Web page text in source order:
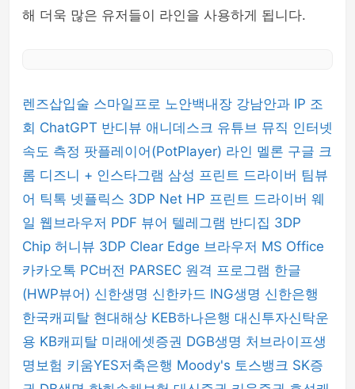
해 더욱 많은 유저들이 라인을 사용하게 됩니다.
렌즈삽입술 스마일프로 노안백내장 강남안과 IP 조
회 ChatGPT 반디뷰 애니데스크 유튜브 뮤직 인터넷
속도 측정 팟플레이어(PotPlayer) 라인 멜론 구글 크
롬 디즈니 + 인스타그램 삼성 프린트 드라이버 팀뷰
어 틱톡 넷플릭스 3DP Net HP 프린트 드라이버 웨
일 웹브라우저 PDF 뷰어 텔레그램 반디집 3DP
Chip 허니뷰 3DP Clear Edge 브라우저 MS Office
카카오톡 PC버전 PARSEC 원격 프로그램 한글
(HWP뷰어) 신한생명 신한카드 ING생명 신한은행
한국캐피탈 현대해상 KEB하나은행 대신투자신탁운
용 KB캐피탈 미래에셋증권 DGB생명 처브라이프생
명보험 키움YES저축은행 Moody's 토스뱅크 SK증